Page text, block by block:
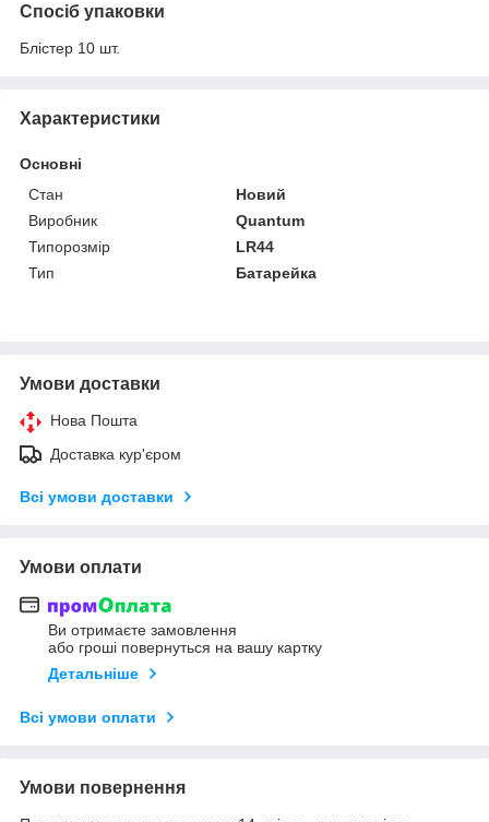
Спосіб упаковки
Блістер 10 шт.
Характеристики
Основні
Стан
Новий
Виробник
Quantum
Типорозмір
LR44
Тип
Батарейка
Умови доставки
Нова Пошта
Доставка кур'єром
Всі умови доставки
Умови оплати
Ви отримаєте замовлення
або гроші повернуться на вашу картку
Детальніше
Всі умови оплати
Умови повернення